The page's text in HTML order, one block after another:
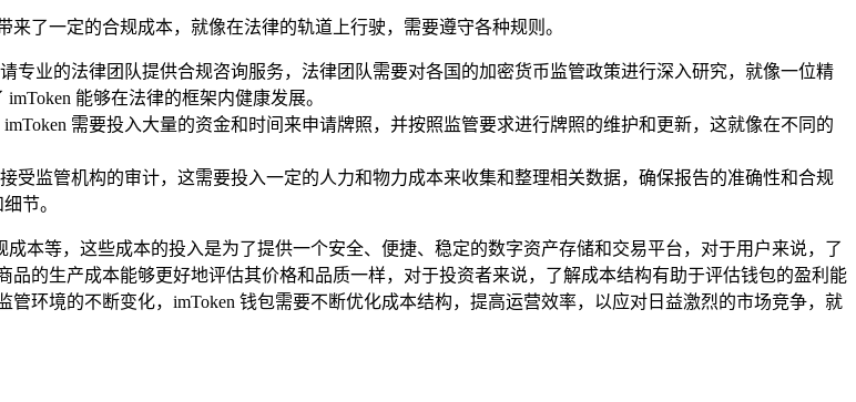
了一定的合规成本，就像在法律的轨道上行驶，需要遵守各种规则。
专业的法律团队提供合规咨询服务，法律团队需要对各国的加密货币监管政策进行深入研究，就像一位精
能够在法律的框架内健康发展。
需要投入大量的资金和时间来申请牌照，并按照监管要求进行牌照的维护和更新，这就像在不同的
受监管机构的审计，这需要投入一定的人力和物力成本来收集和整理相关数据，确保报告的准确性和合规
节。
本等，这些成本的投入是为了提供一个安全、便捷、稳定的数字资产存储和交易平台，对于用户来说，了
的生产成本能够更好地评估其价格和品质一样，对于投资者来说，了解成本结构有助于评估钱包的盈利能
环境的不断变化，imToken 钱包需要不断优化成本结构，提高运营效率，以应对日益激烈的市场竞争，就